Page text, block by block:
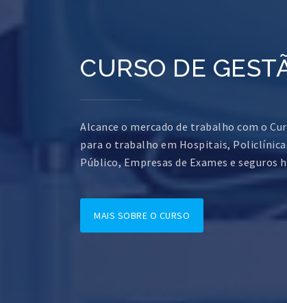
CURSO DE
Alcance o mercado de trabalho com o
para o trabalho em Hospitais,
Público, Empresas de Exames e
MAIS SOBRE O CURSO